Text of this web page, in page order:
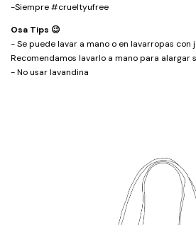
-Siempre #crueltyufree
Osa Tips 😉
- Se puede lavar a mano o en lavarropas con
Recomendamos lavarlo a mano para alargar
- No usar lavandina